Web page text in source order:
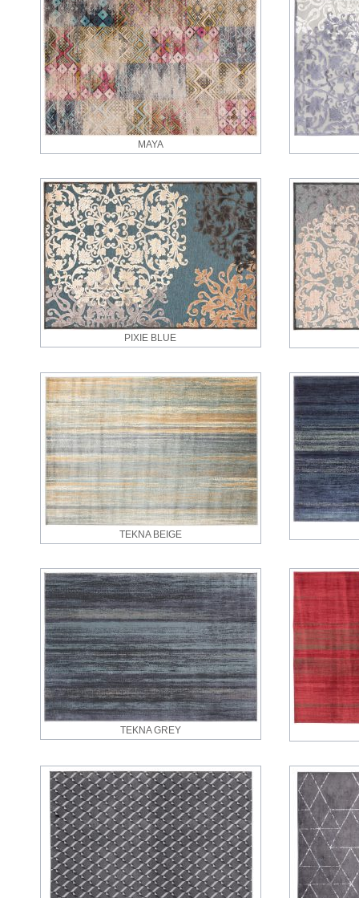
MAYA
PIXIE BLUE
TEKNA BEIGE
TEKNA GREY